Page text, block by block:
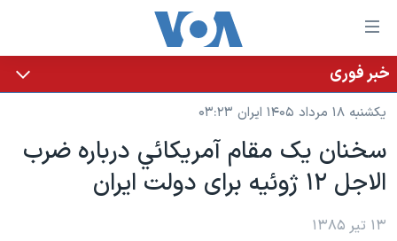
لینکهای
قابل
دسترسی
جهش
محتوای
اصلی
جهش
به
خانه
نسخه سبک وب‌سایت
موضوع ها
ایران
آمریکا
برنامه های تلویزیونی
جدول برنامه ها
خبر فوری
یکشنبه ۱۸ مرداد ۱۴۰۵ ایران ۰۳:۲۳
سخنان يک مقام آمريکائي درباره ضرب
الاجل ١٢ ژوئيه برای دولت ايران
۱۳ تیر ۱۳۸۵